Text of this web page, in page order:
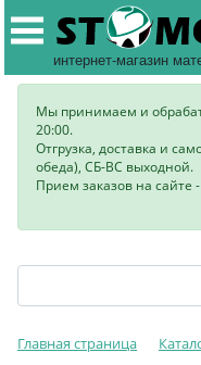
интернет-магазин
Мы принимаем и
20:00.
Отгрузка, доставка и
обеда), СБ-ВС выходной.
Прием заказов на сайте -
Главная страница